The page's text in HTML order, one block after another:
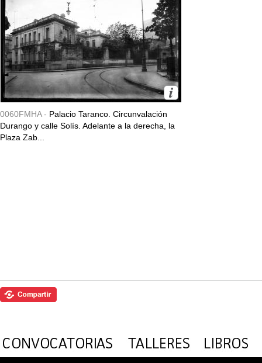
0060FMHA - Palacio Taranco. Circunvalación
Durango y calle Solís. Adelante a la derecha, la
Plaza Zab...